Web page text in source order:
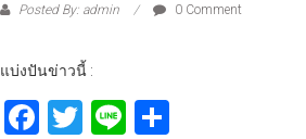
Posted By: admin 0 Comment
แบ่งปันข่าวนี้ :
Facebook
Twitter
Line